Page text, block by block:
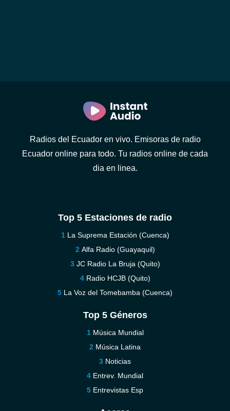
Radios del Ecuador en vivo. Emisoras de radio
Ecuador online para todo. Tu radios online de cada
dia en linea.
Top 5 Estaciones de radio
La Suprema Estación (Cuenca)
Alfa Radio (Guayaquil)
JC Radio La Bruja (Quito)
Radio HCJB (Quito)
La Voz del Tomebamba (Cuenca)
Top 5 Géneros
Música Mundial
Música Latina
Noticias
Entrev. Mundial
Entrevistas Esp